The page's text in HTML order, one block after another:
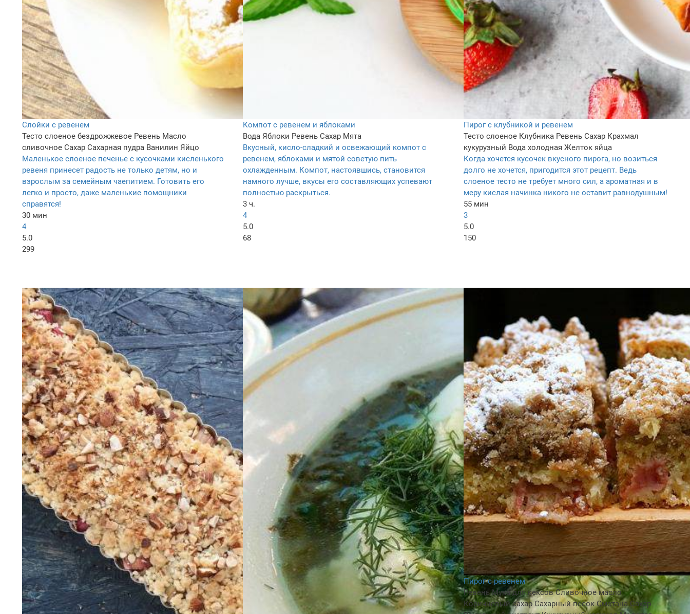
Слойки с ревенем
Тесто слоеное бездрожжевое Ревень Масло
сливочное Сахар Сахарная пудра Ванилин Яйцо
Маленькое слоеное печенье с кусочками кисленького
ревеня принесет радость не только детям, но и
взрослым за семейным чаепитием. Готовить его
легко и просто, даже маленькие помощники
справятся!
30 мин
4
5.0
299
Компот с ревенем и яблоками
Вода Яблоки Ревень Сахар Мята
Вкусный, кисло-сладкий и освежающий компот с
ревенем, яблоками и мятой советую пить
охлажденным. Компот, настоявшись, становится
намного лучше, вкусы его составляющих успевают
полностью раскрыться.
3 ч.
4
5.0
68
Пирог с клубникой и ревенем
Тесто слоеное Клубника Ревень Сахар Крахмал
кукурузный Вода холодная Желток яйца
Когда хочется кусочек вкусного пирога, но возиться
долго не хочется, пригодится этот рецепт. Ведь
слоеное тесто не требует много сил, а ароматная и в
меру кислая начинка никого не оставит равнодушным!
55 мин
3
5.0
150
Пирог с ревенем
Ревень Мука для кексов Сливочное масло
Коричневый сахар Сахарный песок Сметана Сахар